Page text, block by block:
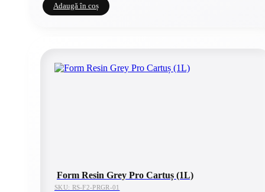
Adaugă în coș
Form Resin Grey Pro Cartuș (1L)
SKU: RS-F2-PRGR-01